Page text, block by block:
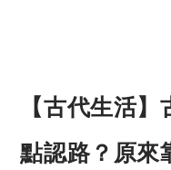
【古代生活
點認路？原